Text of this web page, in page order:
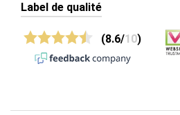
Label de qualité
(8.6/10)